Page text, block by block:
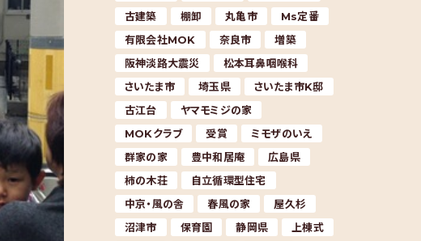
古建築
棚卸 丸亀市
Ms定番
有限会社MOK
奈良市
増築
阪神淡路大震災
松本耳鼻咽喉科
さいたま市
埼玉県
さいたま市K邸
古江台
ヤマモミジの家
MOKクラブ
受賞
ミモザのいえ
群家の家
豊中和居庵
広島県
柿の木荘
自立循環型住宅
中京・風の舎
春風の家
屋久杉
沼津市
保育園 静岡県
上棟式